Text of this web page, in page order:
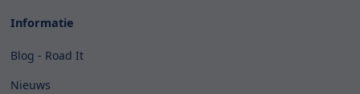
Informatie
Blog - Road It
Nieuws